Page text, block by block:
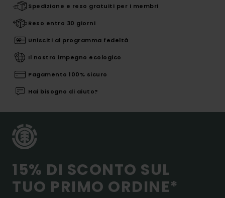
Spedizione e reso gratuiti per i membri
Reso entro 30 giorni
Unisciti al programma fedeltà
Il nostro impegno ecologico
Pagamento 100% sicuro
Hai bisogno di aiuto?
15% DI SCONTO SUL
TUO PRIMO ORDINE*